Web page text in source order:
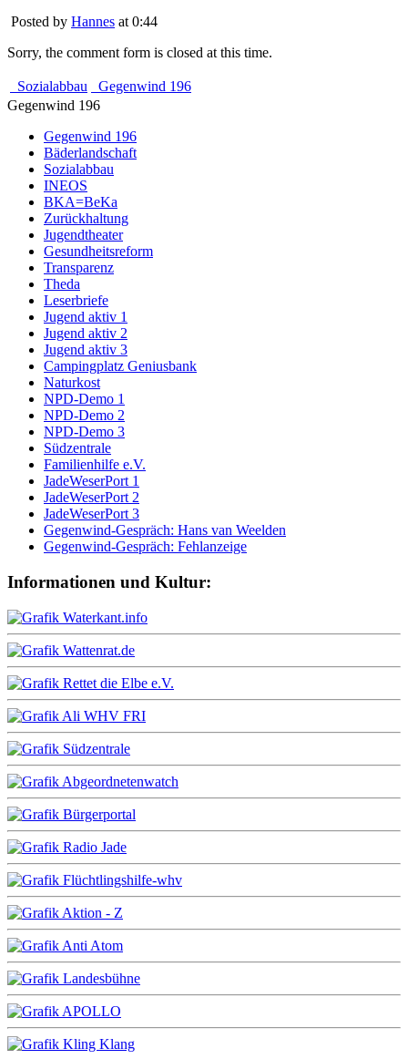
Posted by Hannes at 0:44
Sorry, the comment form is closed at this time.
Sozialabbau
Gegenwind 196
Gegenwind 196
Gegenwind 196
Bäderlandschaft
Sozialabbau
INEOS
BKA=BeKa
Zurückhaltung
Jugendtheater
Gesundheitsreform
Transparenz
Theda
Leserbriefe
Jugend aktiv 1
Jugend aktiv 2
Jugend aktiv 3
Campingplatz Geniusbank
Naturkost
NPD-Demo 1
NPD-Demo 2
NPD-Demo 3
Südzentrale
Familienhilfe e.V.
JadeWeserPort 1
JadeWeserPort 2
JadeWeserPort 3
Gegenwind-Gespräch: Hans van Weelden
Gegenwind-Gespräch: Fehlanzeige
Informationen und Kultur: